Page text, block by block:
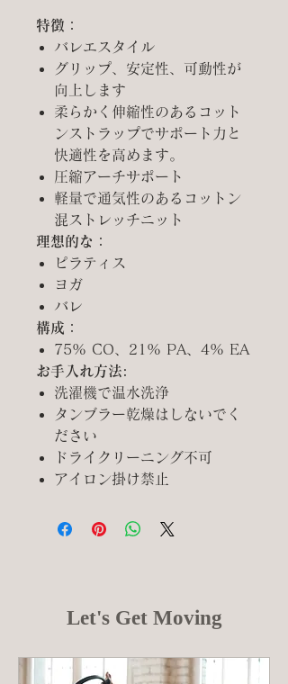
特徴：
バレエスタイル
グリップ、安定性、可動性が
向上します
柔らかく伸縮性のあるコット
ンストラップでサポート力と
快適性を高めます。
圧縮アーチサポート
軽量で通気性のあるコットン
混ストレッチニット
理想的な：
ピラティス
ヨガ
バレ
構成：
75% CO、21% PA、4% EA
お手入れ方法:
洗濯機で温水洗浄
タンブラー乾燥はしないでく
ださい
ドライクリーニング不可
アイロン掛け禁止
Let's Get Moving